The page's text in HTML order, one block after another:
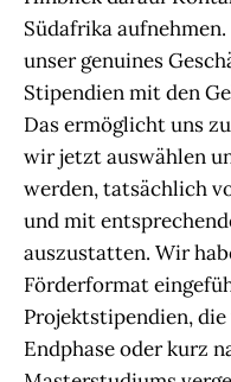
Südafrika
unser genuines
Stipendien mit den
Das ermöglicht uns
wir jetzt auswählen
werden, tatsächlich
und mit
auszustatten. Wir
Förderformat
Projektstipendien,
Endphase oder kurz